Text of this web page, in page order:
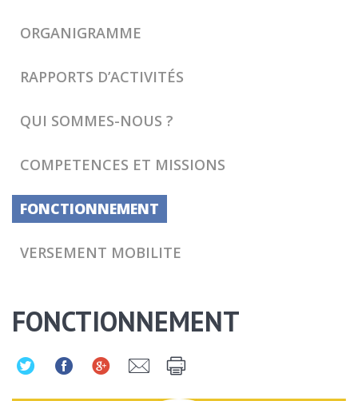
ORGANIGRAMME
RAPPORTS D’ACTIVITÉS
QUI SOMMES-NOUS ?
COMPETENCES ET MISSIONS
FONCTIONNEMENT
VERSEMENT MOBILITE
FONCTIONNEMENT